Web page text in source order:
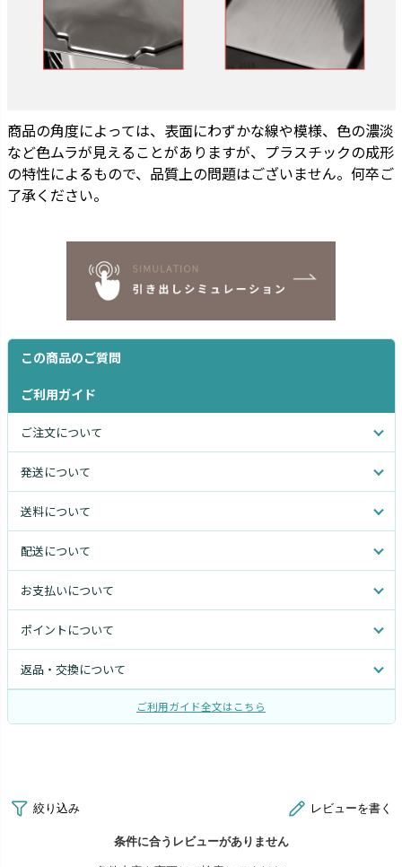
商品の角度によっては、表面にわずかな線や模様、色の濃淡
など色ムラが見えることがありますが、プラスチックの成形
の特性によるもので、品質上の問題はございません。何卒ご
了承ください。
この商品のご質問
ご利用ガイド
ご注文について
発送について
送料について
配送について
お支払いについて
ポイントについて
返品・交換について
ご利用ガイド全文はこちら